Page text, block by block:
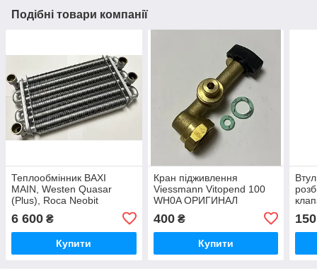
Подібні товари компанії
Теплообмінник BAXI
MAIN, Westen Quasar
(Plus), Roca Neobit
6 600 ₴
Купити
Кран підживлення
Viessmann Vitopend 100
WH0A ОРИГИНАЛ
400₴
Купити
150